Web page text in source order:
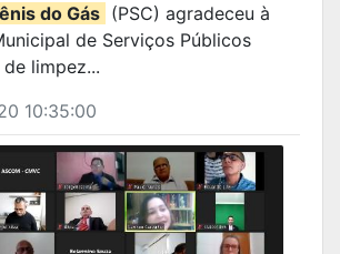
do Gás (PSC) agradeceu à
de Serviços Públicos
limpez...
10:35:00